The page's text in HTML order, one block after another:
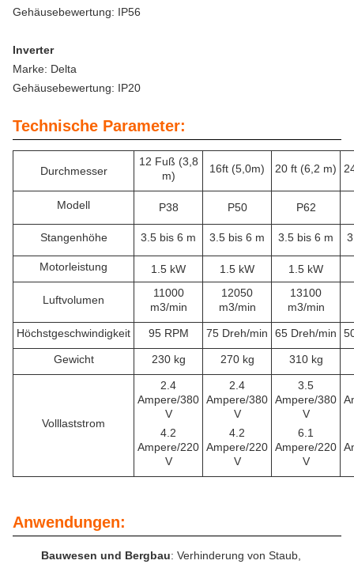
Gehäusebewertung: IP56
Inverter
Marke: Delta
Gehäusebewertung: IP20
Technische Parameter:
Durchmesser
12 Fuß (3,8
m)
16ft (5,0m) 20 ft (6,2 m)
Modell P38 P50 P62
Stangenhöhe 3.5 bis 6 m 3.5 bis 6 m 3.5 bis 6 m
Motorleistung 1.5 kW 1.5 kW 1.5 kW
Luftvolumen
11000
m3/min
12050
m3/min
13100
m3/min
Höchstgeschwindigkeit 95 RPM 75 Dreh/min 65 Dreh/min
Gewicht 230 kg 270 kg 310 kg
Volllaststrom
2.4
Ampere/380
V
4.2
Ampere/220
V
2.4
Ampere/380
V
4.2
Ampere/220
V
3.5
Ampere/380
V
6.1
Ampere/220
V
Anwendungen:
Bauwesen und Bergbau: Verhinderung von Staub,